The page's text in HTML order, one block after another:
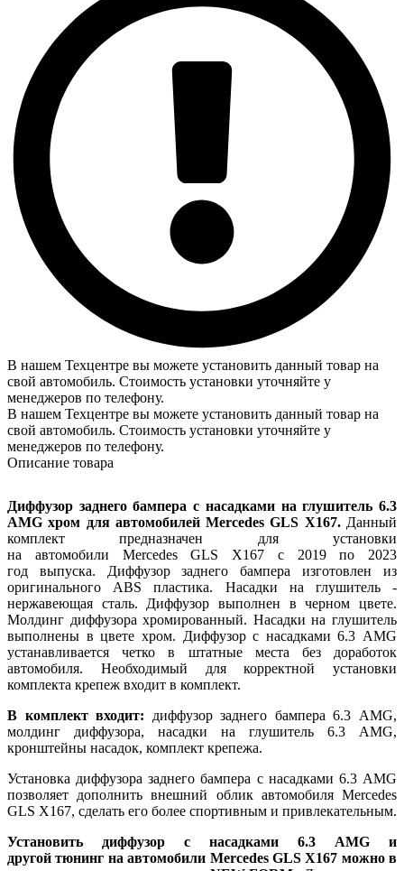
В нашем Техцентре вы можете установить данный товар на
свой автомобиль. Стоимость установки уточняйте у
менеджеров по телефону.
В нашем Техцентре вы можете установить данный товар на
свой автомобиль. Стоимость установки уточняйте у
менеджеров по телефону.
Описание товара
Диффузор заднего бампера с насадками на глушитель 6.3
AMG хром для автомобилей Mercedes GLS X167.​Данный
комплект предназначен для установки
на автомобили Mercedes GLS X167 с 2019 по 2023
год выпуска. Диффузор заднего бампера изготовлен из
оригинального ABS пластика. Насадки на глушитель -
нержавеющая сталь. Диффузор выполнен в черном цвете.
Молдинг диффузора хромированный. Насадки на глушитель
выполнены в цвете хром. Диффузор с насадками 6.3 AMG
устанавливается четко в штатные места без доработок
автомобиля. Необходимый для корректной установки
комплекта крепеж входит в комплект.
В комплект входит: диффузор заднего бампера 6.3 AMG,
молдинг диффузора, насадки на глушитель 6.3 AMG,
кронштейны насадок, комплект крепежа.
Установка диффузора заднего бампера с насадками 6.3 AMG
позволяет дополнить внешний облик автомобиля Mercedes
GLS X167, сделать его более спортивным и привлекательным.
Установить диффузор с насадками 6.3 AMG и
другой тюнинг на автомобили Mercedes GLS X167 можно в